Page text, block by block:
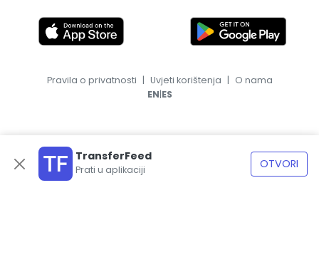
TransferFeed
Prati u aplikaciji OTVORI
Pravila o privatnosti | Uvjeti korištenja | O nama
EN|ES